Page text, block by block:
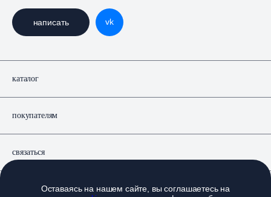
Оставаясь на нашем сайте, вы соглашаетесь на
vk
написать
каталог
покупателям
связаться
документы